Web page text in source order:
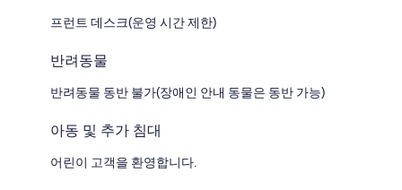
프런트 데스크(운영 시간 제한)
반려동물
반려동물 동반 불가(장애인 안내 동물은 동반 가능)
아동 및 추가 침대
어린이 고객을 환영합니다.